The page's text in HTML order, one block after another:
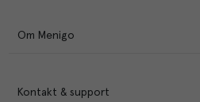
Om Menigo
Kontakt & support